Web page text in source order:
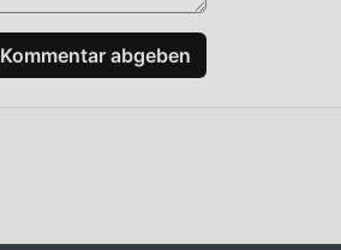
Kommentar abgeben